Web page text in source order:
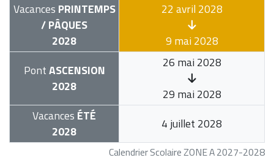
Calendrier Scolaire ZONE A 2027-2028
Vacances PRINTEMPS
/ PÂQUES
2028
22 avril 2028
9 mai 2028
PontASCENSION
2028
26 mai 2028
29 mai 2028
Vacances ÉTÉ
2028
4 juillet 2028